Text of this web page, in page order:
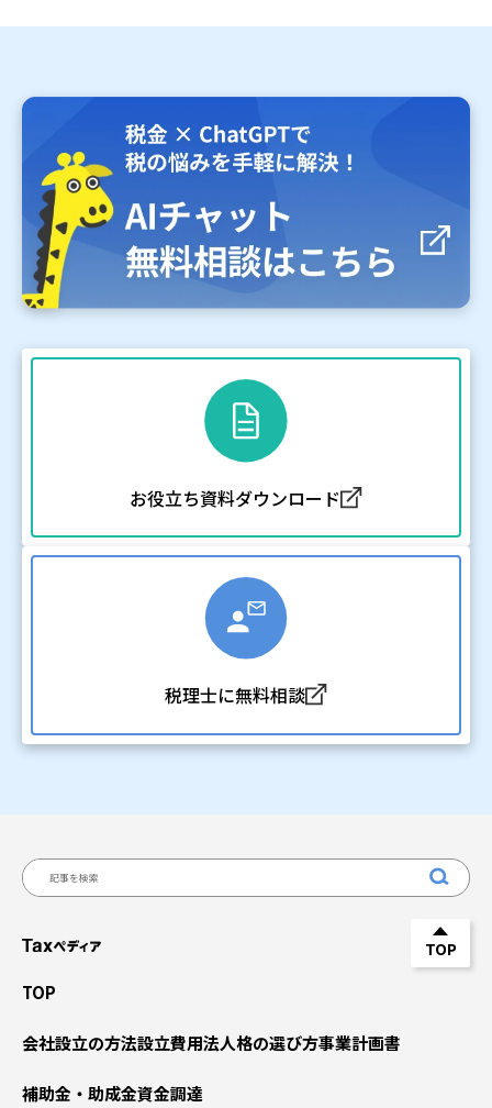
お役立ち資料ダウンロード
税理士に無料相談
TOP
会社設立の方法設立費用法人格の選び方事業計画書
補助金・助成金資金調達
TOP